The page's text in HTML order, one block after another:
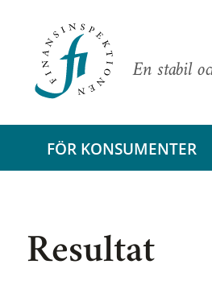
En stabil
FÖR KONSUMENTER
Resultat